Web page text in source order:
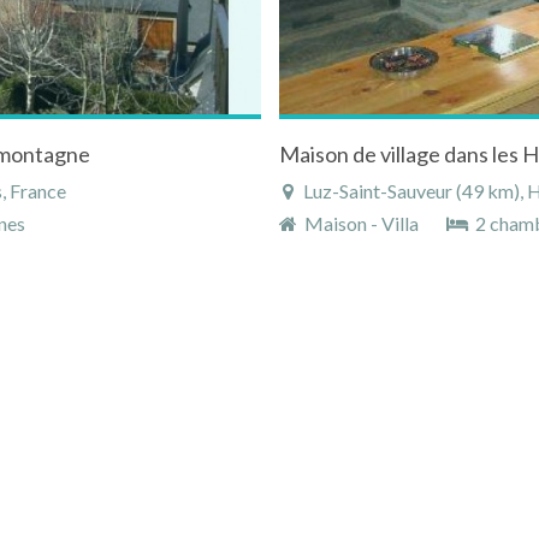
France
Luz-Saint-Sauveur (49 km),
Maison - Villa
2